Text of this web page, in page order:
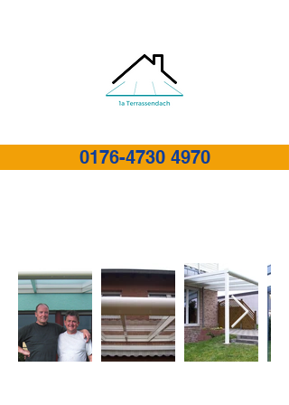
0176-4730 4970